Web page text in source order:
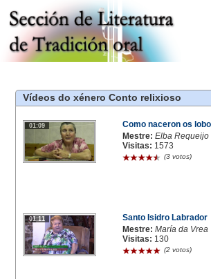
Vídeos do xéneroConto relixioso
01:09
Como naceron os
Mestre: Elba Requeijo
Visitas: 1573
(3 votos)
01:11
Santo Isidro Labrador
Mestre: María da Vrea
Visitas: 130
(2 votos)